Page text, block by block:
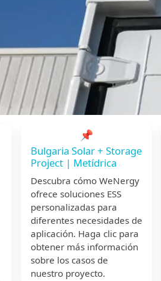
📌
Bulgaria Solar + Storage
Project | Metídrica
Descubra cómo WeNergy
ofrece soluciones ESS
personalizadas para
diferentes necesidades de
aplicación. Haga clic para
obtener más información
sobre los casos de
nuestro proyecto.